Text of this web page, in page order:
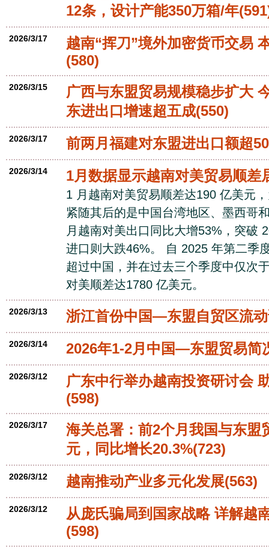
12条，设计产能350万箱/年
2026/3/17
越南“挥刀”境外加密货币交易
(580)
2026/3/15
广西与东盟贸易规模稳步扩大
东进出口增速超五成(550)
2026/3/17 前两月福建对东盟进出口额超
2026/3/14 1月数据显示越南对美贸易顺差
1 月越南对美贸易顺差达190 亿美元
紧随其后的是中国台湾地区、墨西哥
月越南对美出口同比大增53%，突破
进口则大跌46%。 自 2025 年第二季
超过中国，并在过去三个季度中仅次
对美顺差达1780 亿美元。
2026/3/13 浙江首份中国—东盟自贸区流
2026/3/14 2026年1-2月中国—东盟贸易简
2026/3/12
广东中行举办越南投资研讨会
(598)
2026/3/17
海关总署：前2个月我国与东盟
元，同比增长20.3%(723)
2026/3/12 越南推动产业多元化发展(563)
2026/3/12
从庞氏骗局到国家战略 详解越
(598)